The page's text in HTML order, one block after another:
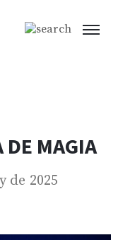
DE MAGIA
de 2025